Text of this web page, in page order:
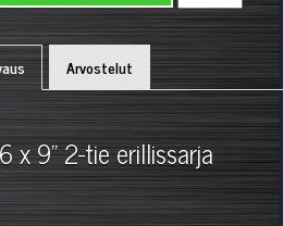
Arvostelut
x 9"2-tie erillissarja